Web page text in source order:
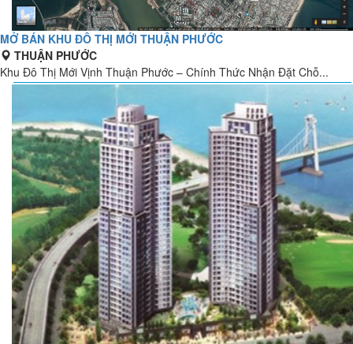
MỞ BÁN KHU ĐÔ THỊ MỚI THUẬN PHƯỚC
THUẬN PHƯỚC
Khu Đô Thị Mới Vịnh Thuận Phước – Chính Thức Nhận Đặt Chỗ...